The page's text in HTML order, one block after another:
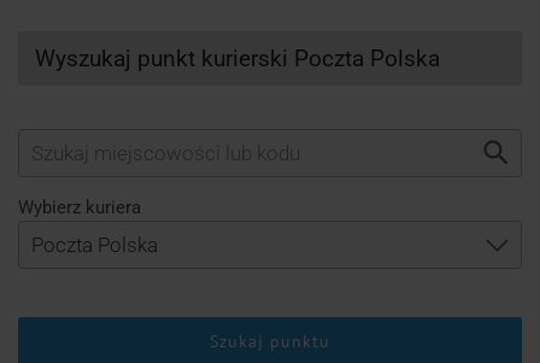
Wyszukaj punkt kurierski Poczta Polska
Wybierz kuriera
Szukaj punktu